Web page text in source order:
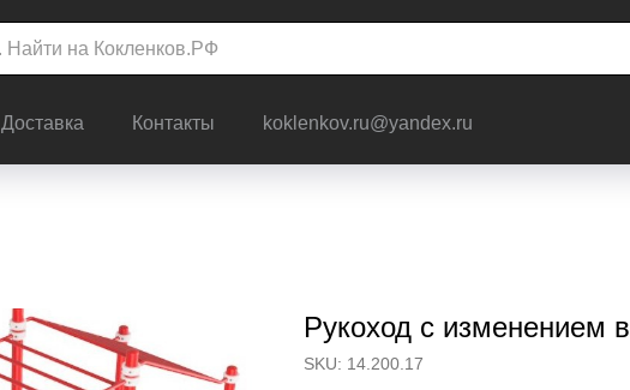
Доставка Контакты koklenkov.ru@yandex.ru
Рукоход с изменением
SKU: 14.200.17